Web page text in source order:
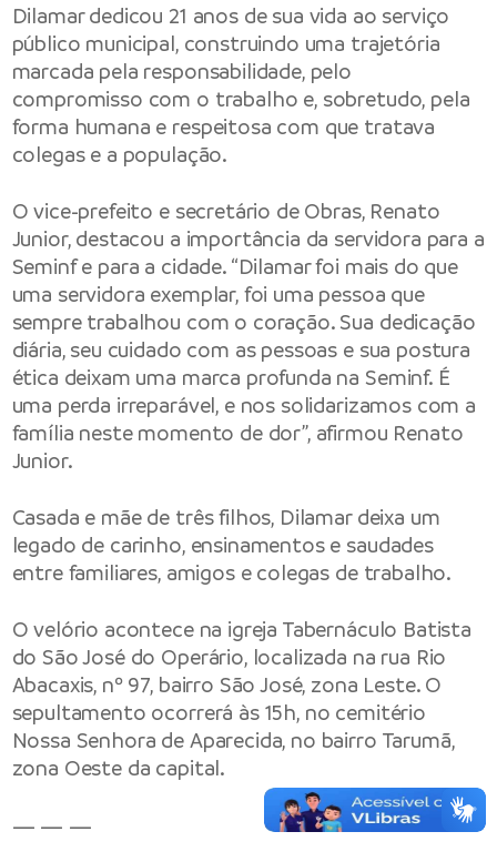
Dilamar dedicou 21 anos de sua vida ao serviço
público municipal, construindo uma trajetória
marcada pela responsabilidade, pelo
compromisso com o trabalho e, sobretudo, pela
forma humana e respeitosa com que tratava
colegas e a população.
O vice-prefeito e secretário de Obras, Renato
Junior, destacou a importância da servidora para a
Seminf e para a cidade. “Dilamar foi mais do que
uma servidora exemplar, foi uma pessoa que
sempre trabalhou com o coração. Sua dedicação
diária, seu cuidado com as pessoas e sua postura
ética deixam uma marca profunda na Seminf. É
uma perda irreparável, e nos solidarizamos com a
família neste momento de dor”, afirmou Renato
Junior.
Casada e mãe de três filhos, Dilamar deixa um
legado de carinho, ensinamentos e saudades
entre familiares, amigos e colegas de trabalho.
O velório acontece na igreja Tabernáculo Batista
do São José do Operário, localizada na rua Rio
Abacaxis, nº 97, bairro São José, zona Leste. O
sepultamento ocorrerá às 15h, no cemitério
Nossa Senhora de Aparecida, no bairro Tarumã,
zona Oeste da capital.
— — —